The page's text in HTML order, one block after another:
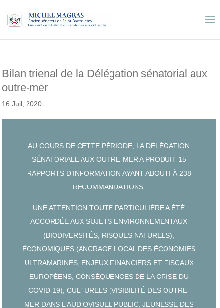
Bilan trienal de la Délégation sénatorial aux
outre-mer
16 Juil, 2020
AU COURS DE CETTE PÉRIODE, LA DÉLÉGATION
SÉNATORIALE AUX OUTRE-MER A PRODUIT 15
RAPPORTS D’INFORMATION AYANT ABOUTI À 238
RECOMMANDATIONS.
UNE ATTENTION TOUTE PARTICULIÈRE A ÉTÉ
ACCORDÉE AUX SUJETS ENVIRONNEMENTAUX
(BIODIVERSITÉS, RISQUES NATURELS),
ÉCONOMIQUES (ANCRAGE LOCAL DES ÉCONOMIES
ULTRAMARINES, ENJEUX FINANCIERS ET FISCAUX
EUROPÉENS, CONSÉQUENCES DE LA CRISE DU
COVID-19), CULTURELS (VISIBILITÉ DES OUTRE-
MER DANS L’AUDIOVISUEL PUBLIC, JEUNESSE DES